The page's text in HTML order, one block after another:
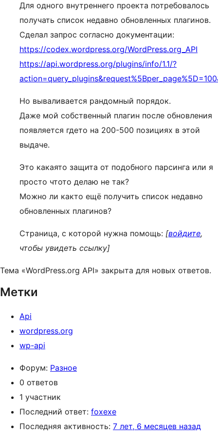
Для одного внутреннего проекта потребовалось
получать список недавно обновленных плагинов.
Сделал запрос согласно документации:
https://codex.wordpress.org/WordPress.org_API
https://api.wordpress.org/plugins/info/1.1/?
Но вываливается рандомный порядок.
Даже мой собственный плагин после обновления
появляется гдето на 200-500 позициях в этой
выдаче.
Это какаято защита от подобного парсинга или я
просто чтото делаю не так?
Можно ли както ещё получить список недавно
обновленных плагинов?
Страница, с которой нужна помощь: [войдите,
чтобы увидеть ссылку]
Тема «WordPress.org API» закрыта для новых ответов.
Метки
Api
wordpress.org
wp-api
Форум: Разное
0 ответов
1 участник
Последний ответ: foxexe
Последняя активность: 7 лет, 6 месяцев назад